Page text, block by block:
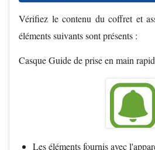
Vérifiez le contenu du coffret et
éléments suivants sont présents :
Casque Guide de prise en main
Les éléments fournis avec